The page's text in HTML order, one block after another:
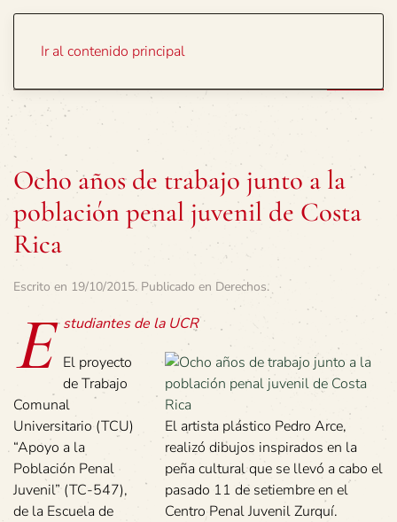
Ir al contenido principal
Ocho años de trabajo junto a la
población penal juvenil de Costa
Rica
Escrito en 19/10/2015. Publicado en Derechos.
E studiantes de la UCR
El artista plástico Pedro Arce,
realizó dibujos inspirados en la
peña cultural que se llevó a cabo el
pasado 11 de setiembre en el
Centro Penal Juvenil Zurquí.
El proyecto
de Trabajo
Comunal
Universitario (TCU)
“Apoyo a la
Población Penal
Juvenil” (TC-547),
de la Escuela de